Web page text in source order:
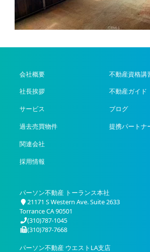
会社概要
社長挨拶
サービス
過去売買物件
関連会社
採用情報
不動産資格講
不動産ガイド
ブログ
提携パートナ
パーソン不動産 トーランス本社
21171 S Western Ave. Suite 2633
Torrance CA 90501
(310)787-1045
(310)787-7668
パーソン不動産 ウエストLA支店